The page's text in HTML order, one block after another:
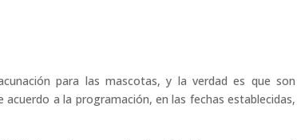
para las mascotas, y la verdad es que son
a la programación, en las fechas establecidas,